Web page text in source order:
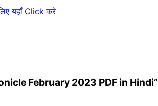
यहाँ Click करे
February 2023 PDF in Hindi”